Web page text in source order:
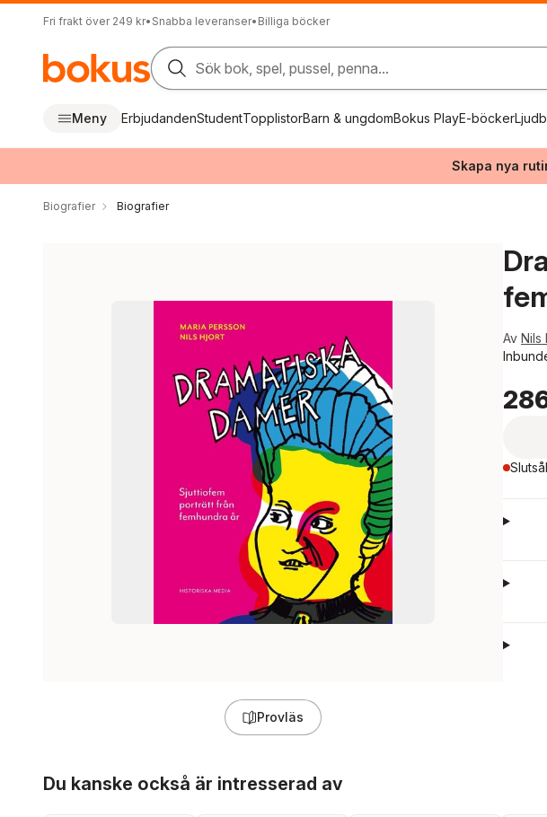
Fri frakt över 249 kr• Snabba leveranser• Billiga böcker
Sök bok, spel, pussel, penna...
Meny ErbjudandenStudentTopplistorBarn & ungdomBokus PlayE-böcker
Skapa nya
Biografier Biografier
Provläs
Av Nils
Du kanske också är intresserad av